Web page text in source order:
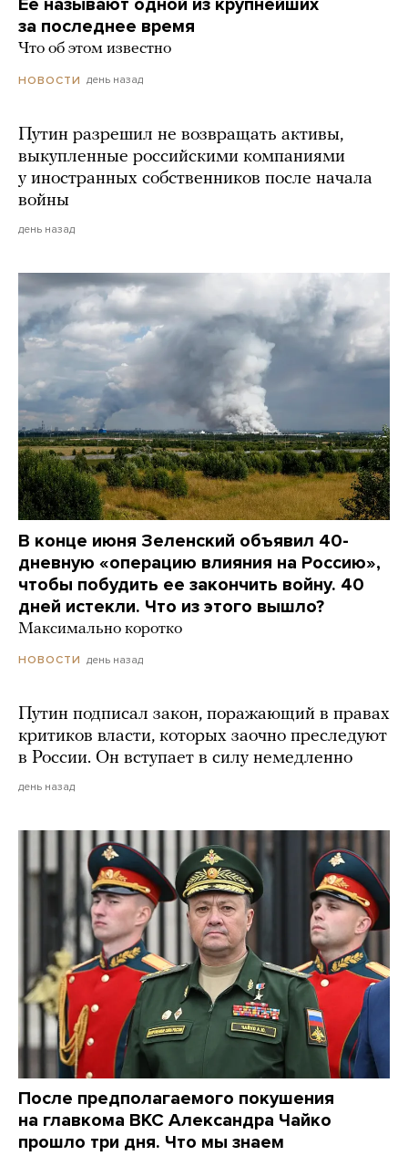
Ее называют одной из крупнейших
за последнее время
Что об этом известно
НОВОСТИ день назад
Путин разрешил не возвращать активы,
выкупленные российскими компаниями
у иностранных собственников после начала
войны
день назад
В конце июня Зеленский объявил 40-
дневную «операцию влияния на Россию»,
чтобы побудить ее закончить войну. 40
дней истекли. Что из этого вышло?
Максимально коротко
НОВОСТИ день назад
Путин подписал закон, поражающий в правах
критиков власти, которых заочно преследуют
в России. Он вступает в силу немедленно
день назад
После предполагаемого покушения
на главкома ВКС Александра Чайко
прошло три дня. Что мы знаем